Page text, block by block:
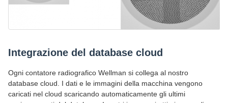
Integrazione del database cloud
Ogni contatore radiografico Wellman si collega al nostro
database cloud. I dati e le immagini della macchina vengono
caricati nel cloud scaricando automaticamente gli ultimi